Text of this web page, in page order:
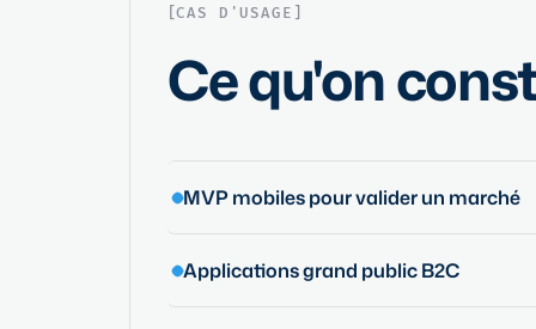
CAS D'USAGE
Ce qu'on
MVP mobiles pour valider un marché
Applications grand public B2C